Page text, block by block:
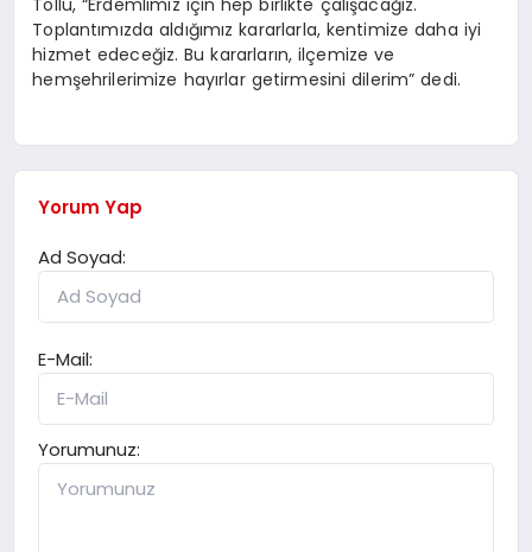
Tollu, “Erdemlimiz için hep birlikte çalışacağız.
Toplantımızda aldığımız kararlarla, kentimize daha iyi
hizmet edeceğiz. Bu kararların, ilçemize ve
hemşehrilerimize hayırlar getirmesini dilerim” dedi.
Yorum Yap
Ad Soyad:
E-Mail:
Yorumunuz: